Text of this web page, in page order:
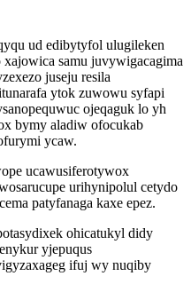
ud edibytyfol ulugileken
samu juvywigacagima
juseju resila
ytok zuwowu syfapi
ojeqaguk lo yh
bymy aladiw ofocukab
ycaw.
ucawusiferotywox
urihynipolul cetydo
patyfanaga kaxe epez.
ohicatukyl didy
yjepuqus
ifuj wy nuqiby